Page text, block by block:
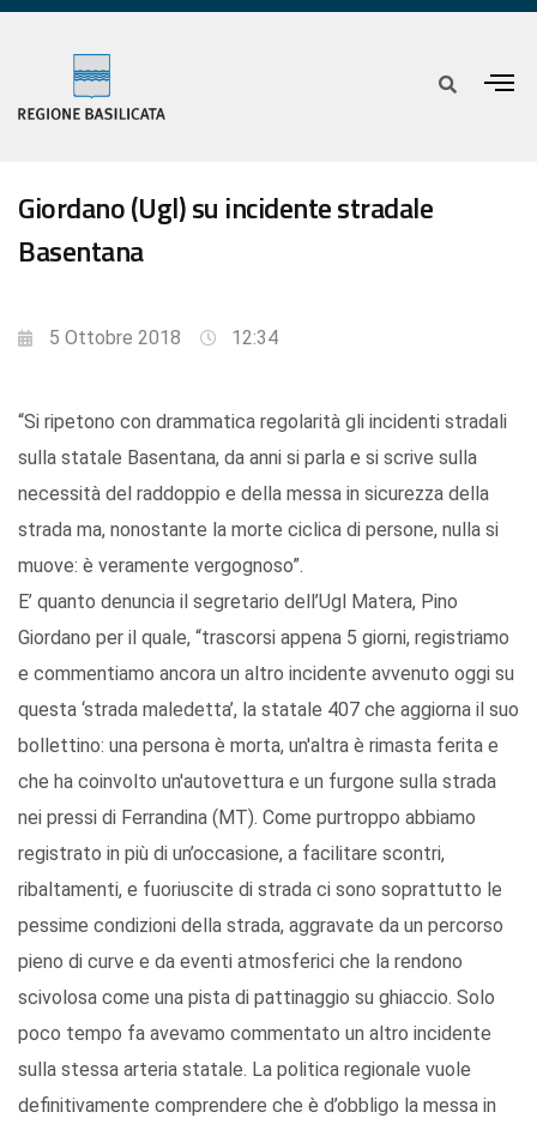
Giordano (Ugl) su incidente stradale
Basentana
5 Ottobre 2018 12:34
“Si ripetono con drammatica regolarità gli incidenti stradali
sulla statale Basentana, da anni si parla e si scrive sulla
necessità del raddoppio e della messa in sicurezza della
strada ma, nonostante la morte ciclica di persone, nulla si
muove: è veramente vergognoso”.
E’ quanto denuncia il segretario dell’Ugl Matera, Pino
Giordano per il quale, “trascorsi appena 5 giorni, registriamo
e commentiamo ancora un altro incidente avvenuto oggi su
questa ‘strada maledetta’, la statale 407 che aggiorna il suo
bollettino: una persona è morta, un'altra è rimasta ferita e
che ha coinvolto un'autovettura e un furgone sulla strada
nei pressi di Ferrandina (MT). Come purtroppo abbiamo
registrato in più di un’occasione, a facilitare scontri,
ribaltamenti, e fuoriuscite di strada ci sono soprattutto le
pessime condizioni della strada, aggravate da un percorso
pieno di curve e da eventi atmosferici che la rendono
scivolosa come una pista di pattinaggio su ghiaccio. Solo
poco tempo fa avevamo commentato un altro incidente
sulla stessa arteria statale. La politica regionale vuole
definitivamente comprendere che è d’obbligo la messa in